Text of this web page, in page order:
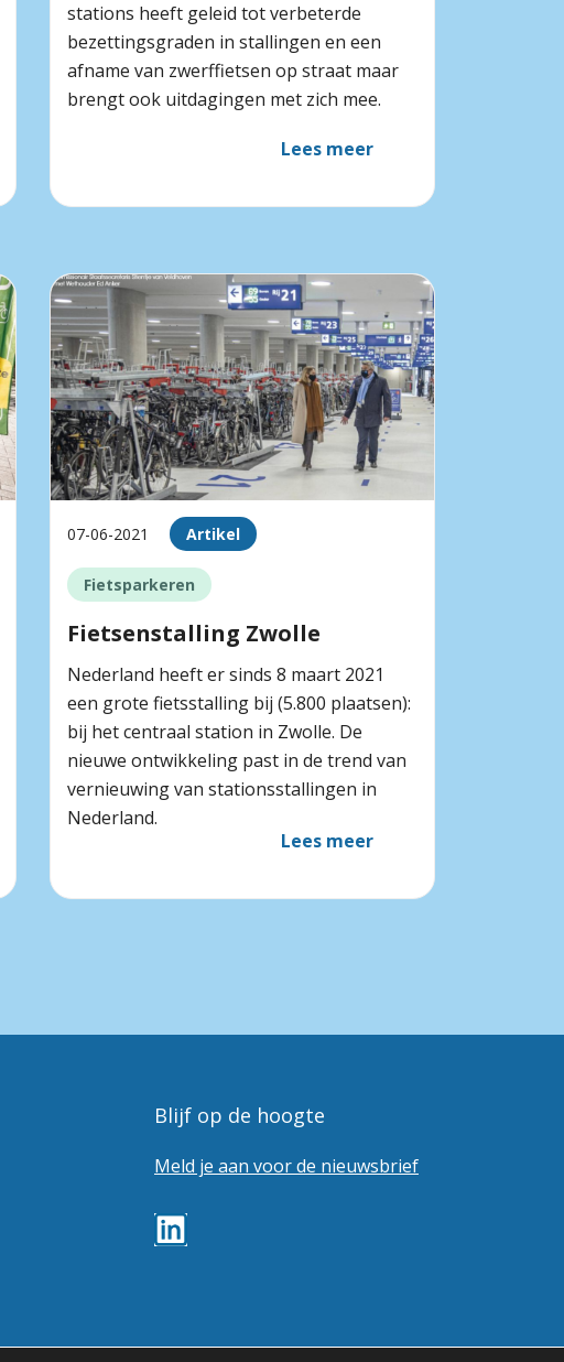
stations heeft geleid tot verbeterde
bezettingsgraden in stallingen en een
afname van zwerffietsen op straat maar
brengt ook uitdagingen met zich mee.
Lees meer
07-06-2021 Artikel
Fietsparkeren
Fietsenstalling Zwolle
Nederland heeft er sinds 8 maart 2021
een grote fietsstalling bij (5.800 plaatsen):
bij het centraal station in Zwolle. De
nieuwe ontwikkeling past in de trend van
vernieuwing van stationsstallingen in
Nederland.
Lees meer
Blijf op de hoogte
Meld je aan voor de nieuwsbrief